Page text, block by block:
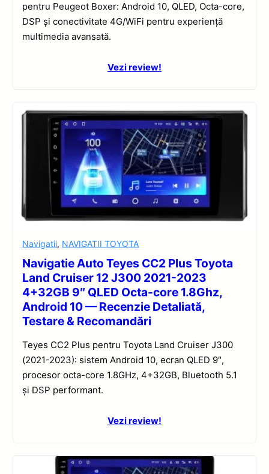
pentru Peugeot Boxer: Android 10, QLED, Octa-core,
DSP și conectivitate 4G/WiFi pentru experiență
multimedia avansată.
Vezi review!
Navigatii, NAVIGATII TOYOTA
Navigatie Auto Teyes CC2 Plus Toyota
Land Cruiser 12 J300 2021-2023
4+32GB 9″ QLED Octa-core 1.8Ghz,
Android 10 — Recenzie Detaliată,
Testare & Recomandări
Teyes CC2 Plus pentru Toyota Land Cruiser J300
(2021-2023): sistem Android 10, ecran QLED 9″,
procesor octa-core 1.8GHz, 4+32GB, Bluetooth 5.1
și DSP performant.
Vezi review!